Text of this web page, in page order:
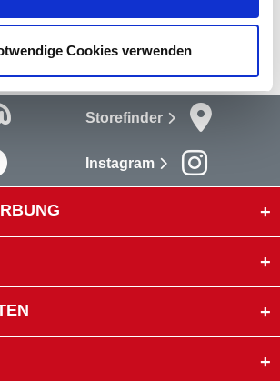
Cookies verwenden
Storefinder
Instagram